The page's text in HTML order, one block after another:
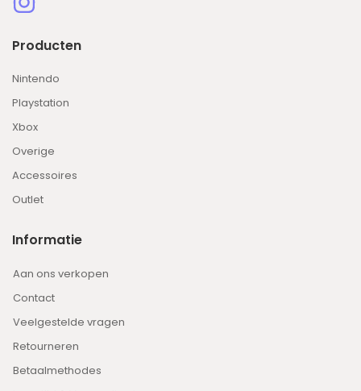
Producten
Nintendo
Playstation
Xbox
Overige
Accessoires
Outlet
Informatie
Aan ons verkopen
Contact
Veelgestelde vragen
Retourneren
Betaalmethodes